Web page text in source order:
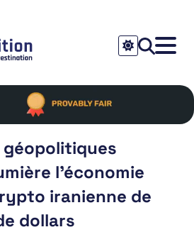
l’économie
iranienne de
dollars